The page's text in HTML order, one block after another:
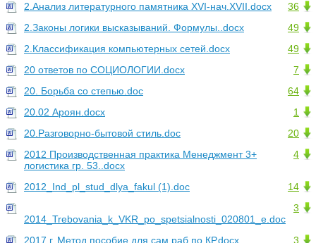
36
2.Анализ литературного памятника XVI-нач.XVII.docx
49
2.Законы логики высказываний. Формулы..docx
49
2.Классификация компьютерных сетей.docx
7
20 ответов по СОЦИОЛОГИИ.docx
64
20. Борьба со степью.doc
1
20.02 Ароян.docx
20
20.Разговорно-бытовой стиль.doc
4
2012 Производственная практика Менеджмент 3+
логистика гр. 53..docx
14
2012_Ind_pl_stud_dlya_fakul (1).doc
3
2014_Trebovania_k_VKR_po_spetsialnosti_020801_e.doc
3
2017 г. Метод пособие для сам раб по КР.docx